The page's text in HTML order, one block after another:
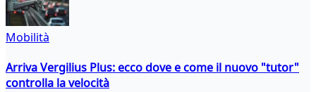
Mobilità
Arriva Vergilius Plus: ecco dove e come il nuovo "tutor"
controlla la velocità